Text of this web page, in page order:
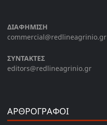
ΔΙΑΦΗΜΙΣΗ
commercial@redlineagrinio.gr
ΣΥΝΤΑΚΤΕΣ
editors@redlineagrinio.gr
ΑΡΘΡΟΓΡΑΦΟΙ